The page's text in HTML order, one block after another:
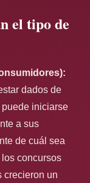
el tipo de
dados de
iniciarse
a sus
de cuál sea
concursos
crecieron un